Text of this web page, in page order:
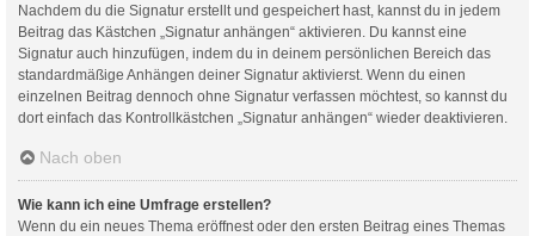
Nachdem du die Signatur erstellt und gespeichert hast, kannst du in jedem
Beitrag das Kästchen „Signatur anhängen“ aktivieren. Du kannst eine
Signatur auch hinzufügen, indem du in deinem persönlichen Bereich das
standardmäßige Anhängen deiner Signatur aktivierst. Wenn du einen
einzelnen Beitrag dennoch ohne Signatur verfassen möchtest, so kannst du
dort einfach das Kontrollkästchen „Signatur anhängen“ wieder deaktivieren.
Nach oben
Wie kann ich eine Umfrage erstellen?
Wenn du ein neues Thema eröffnest oder den ersten Beitrag eines Themas